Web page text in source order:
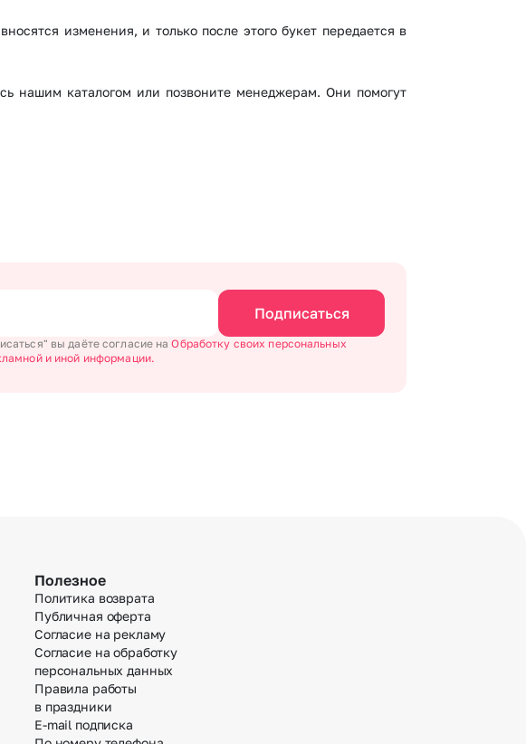
изменения, и только после этого букет передается в
нашим каталогом или позвоните менеджерам. Они помогут
Подписаться
вы даёте согласие наОбработку своих персональных
и иной информации.
Полезное
Политика возврата
Публичная оферта
Согласие на рекламу
Согласие на обработку
персональных данных
Правила работы
в праздники
E-mail подписка